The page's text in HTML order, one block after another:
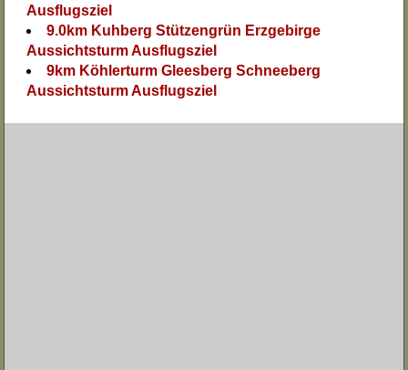
Ausflugsziel
9.0km Kuhberg Stützengrün Erzgebirge
Aussichtsturm Ausflugsziel
9km Köhlerturm Gleesberg Schneeberg
Aussichtsturm Ausflugsziel